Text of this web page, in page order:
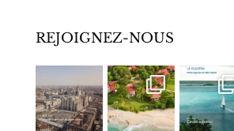
REJOIGNEZ-NOUS